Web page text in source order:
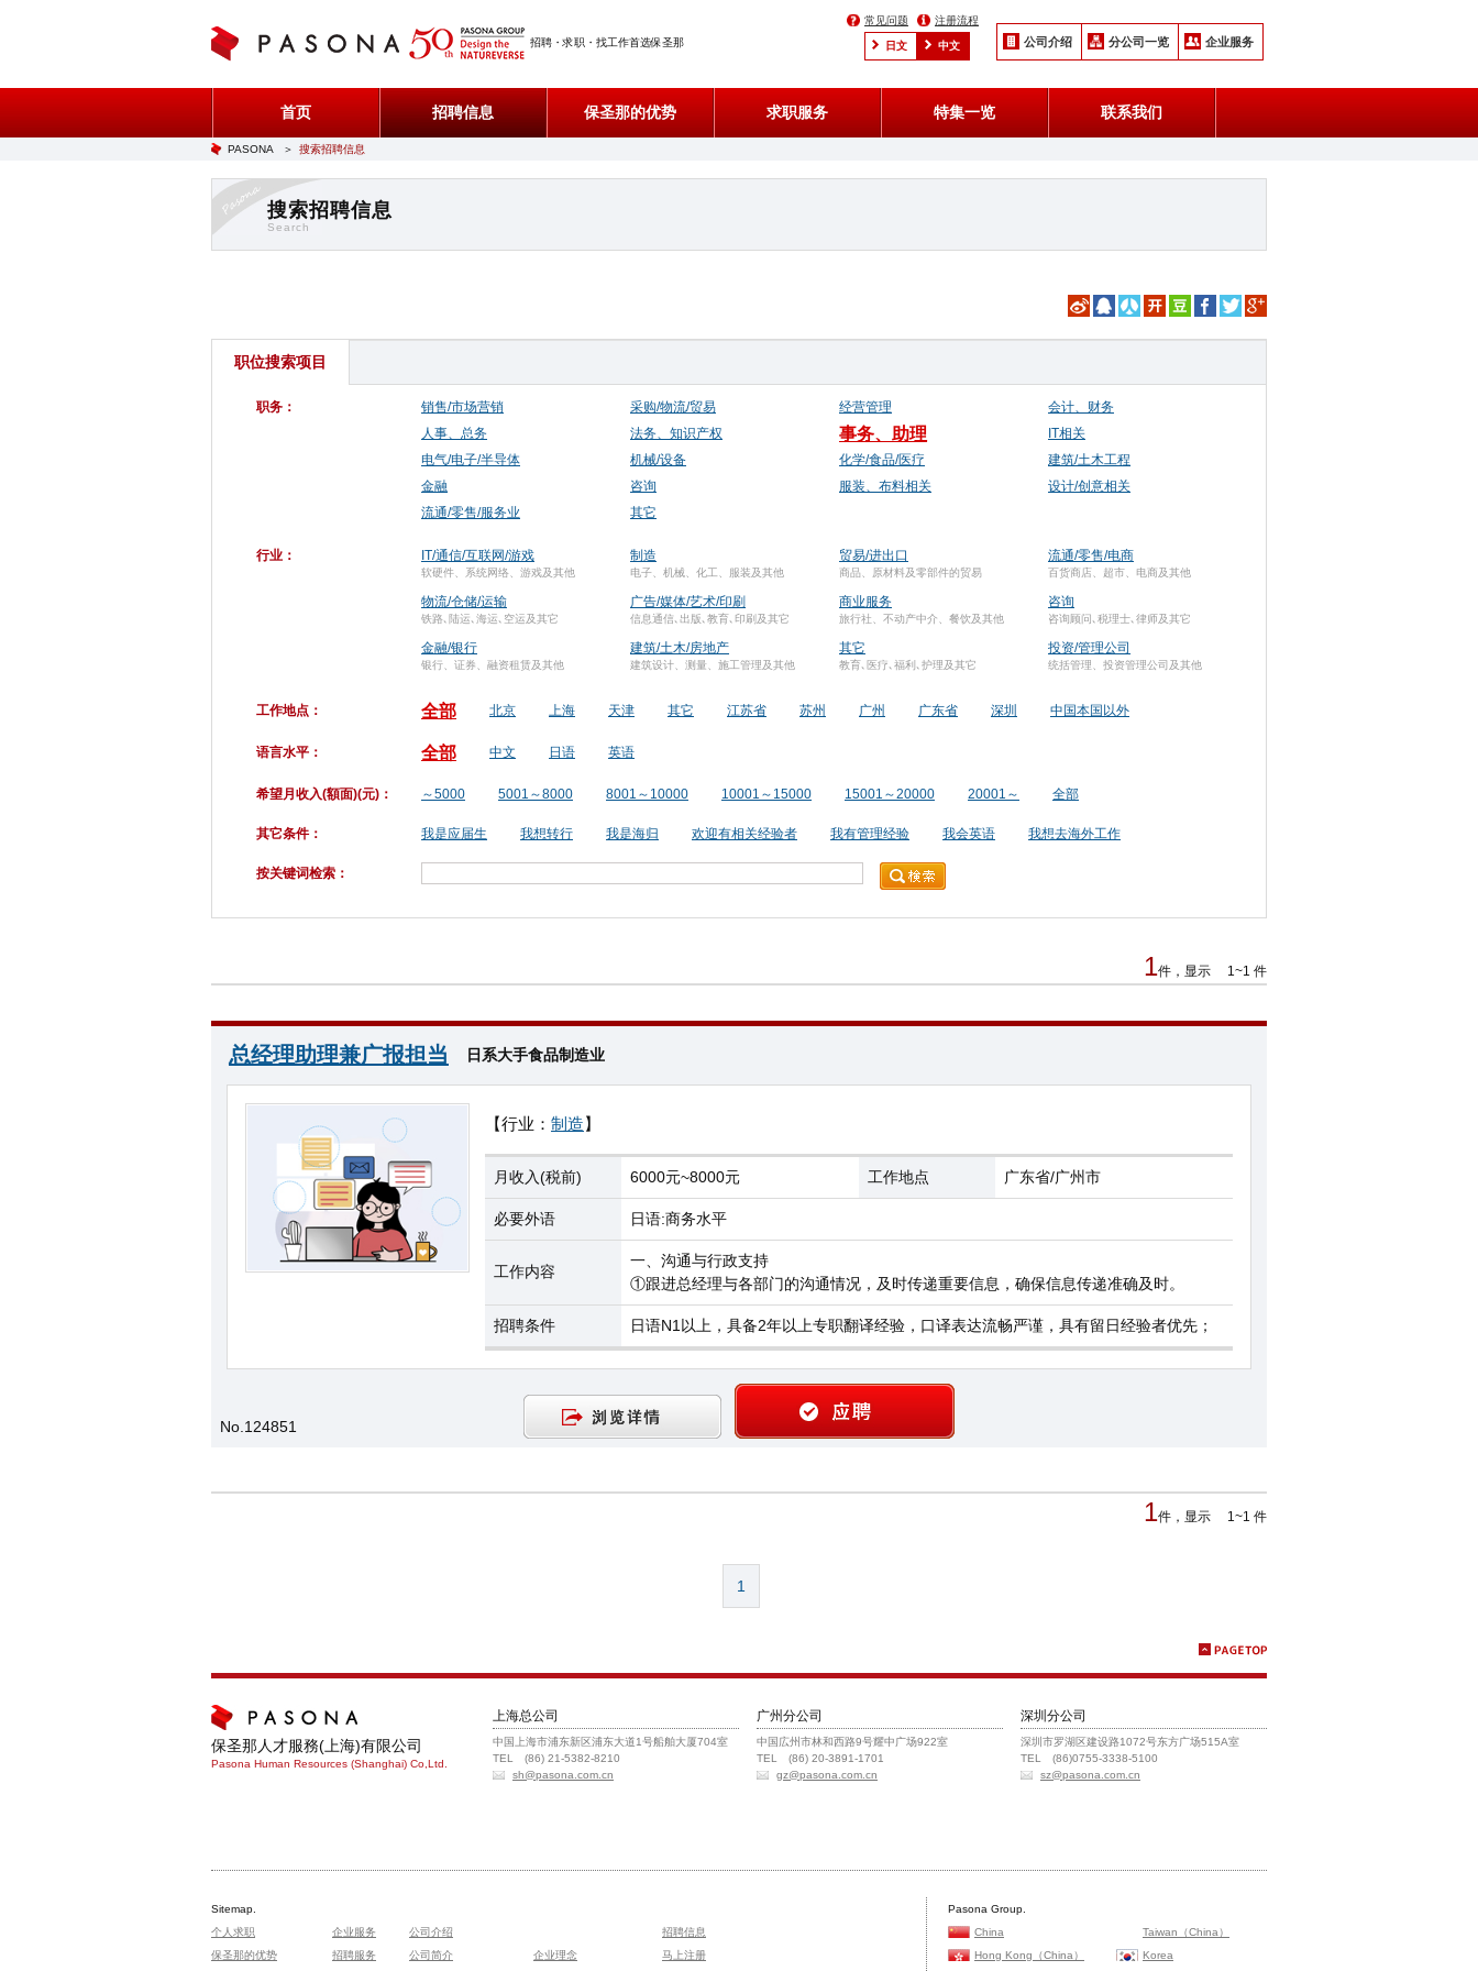
招聘・求职・找工作首选保圣那
常见问题 注册流程
日文 中文 公司介绍 分公司一览 企业服务
首页 招聘信息 保圣那的优势 求职服务 特集一览 联系我们
PASONA ＞ 搜索招聘信息
搜索招聘信息
Search
职位搜索项目
职务： 销售/市场营销 采购/物流/贸易 经营管理
会计、财务
人事、总务
法务、知识产权 事务、助理
IT相关
电气/电子/半导体
机械/设备 化学/食品/医疗
建筑/土木工程
金融
咨询 服装、布料相关
设计/创意相关
流通/零售/服务业
其它
行业： IT/通信/互联网/游戏
软硬件、系统网络、游戏及其他
制造
电子、机械、化工、服装及其他
贸易/进出口
商品、原材料及零部件的贸易
流通/零售/电商
百货商店、超市、电商及其他
物流/仓储/运输
铁路､陆运､海运､空运及其它
广告/媒体/艺术/印刷
信息通信､出版､教育､印刷及其它
商业服务
旅行社、不动产中介、餐饮及其他
咨询
咨询顾问､税理士､律师及其它
金融/银行
银行、证券、融资租赁及其他
建筑/土木/房地产
建筑设计、测量、施工管理及其他
其它
教育､医疗､福利､护理及其它
投资/管理公司
统括管理、投资管理公司及其他
工作地点： 全部 北京 上海 天津 其它 江苏省 苏州 广州 广东省 深圳 中国本国以外
语言水平： 全部 中文 日语 英语
希望月收入(額面)(元)： ～5000 5001～8000 8001～10000 10001～15000 15001～20000 20001～ 全部
其它条件： 我是应届生 我想转行 我是海归 欢迎有相关经验者 我有管理经验 我会英语 我想去海外工作
按关键词检索：
1件，显示 1~1 件
总经理助理兼广报担当 日系大手食品制造业
【行业： 制造】
月收入(税前) 6000元~8000元 工作地点 广东省/广州市
必要外语 日语:商务水平
工作内容
一、沟通与行政支持
①跟进总经理与各部门的沟通情况，及时传递重要信息，确保信息传递准确及时。
招聘条件 日语N1以上，具备2年以上专职翻译经验，口译表达流畅严谨，具有留日经验者优先；
No.124851
1件，显示 1~1 件
1
保圣那人才服務(上海)有限公司
Pasona Human Resources (Shanghai) Co,Ltd.
上海总公司
中国上海市浦东新区浦东大道1号船舶大厦704室
TEL (86) 21-5382-8210
sh@pasona.com.cn
广州分公司
中国広州市林和西路9号耀中广场922室
TEL (86) 20-3891-1701
gz@pasona.com.cn
深圳分公司
深圳市罗湖区建设路1072号东方广场515A室
TEL (86)0755-3338-5100
sz@pasona.com.cn
Sitemap.
个人求职
保圣那的优势
企业服务
招聘服务
公司介绍
公司简介
企业理念
招聘信息
马上注册
Pasona Group.
China
Taiwan（China）
Hong Kong（China）
Korea